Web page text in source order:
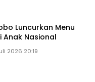
Luncurkan Menu
Anak Nasional
2026 20:19